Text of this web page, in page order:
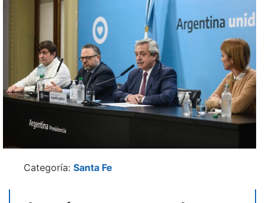
Categoría: Santa Fe